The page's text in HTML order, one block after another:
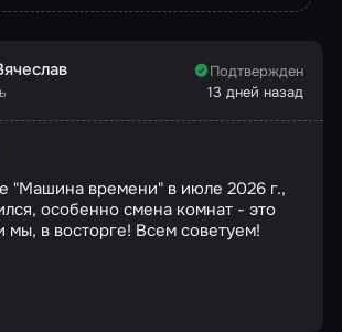
Подтвержден
13 дней назад
"Машина времени" в июле 2026 г.,
особенно смена комнат - это
мы, в восторге! Всем советуем!